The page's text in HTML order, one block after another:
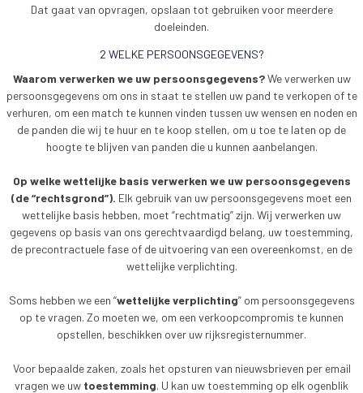
Dat gaat van opvragen, opslaan tot gebruiken voor meerdere
doeleinden.
2 WELKE PERSOONSGEGEVENS?
Waarom verwerken we uw persoonsgegevens?We verwerken uw
persoonsgegevens om ons in staat te stellen uw pand te verkopen of te
verhuren, om een match te kunnen vinden tussen uw wensen en noden en
de panden die wij te huur en te koop stellen, om u toe te laten op de
hoogte te blijven van panden die u kunnen aanbelangen.
Op welke wettelijke basis verwerken we uw persoonsgegevens
(de “rechtsgrond”). Elk gebruik van uw persoonsgegevens moet een
wettelijke basis hebben, moet “rechtmatig” zijn. Wij verwerken uw
gegevens op basis van ons gerechtvaardigd belang, uw toestemming,
de precontractuele fase of de uitvoering van een overeenkomst, en de
wettelijke verplichting.
Soms hebben we een “wettelijke verplichting” om persoonsgegevens
op te vragen. Zo moeten we, om een verkoopcompromis te kunnen
opstellen, beschikken over uw rijksregisternummer.
Voor bepaalde zaken, zoals het opsturen van nieuwsbrieven per email
vragen we uw toestemming. U kan uw toestemming op elk ogenblik